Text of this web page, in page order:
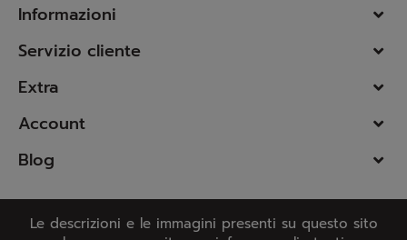
Informazioni
Servizio cliente
Extra
Account
Blog
Le descrizioni e le immagini presenti su questo sito